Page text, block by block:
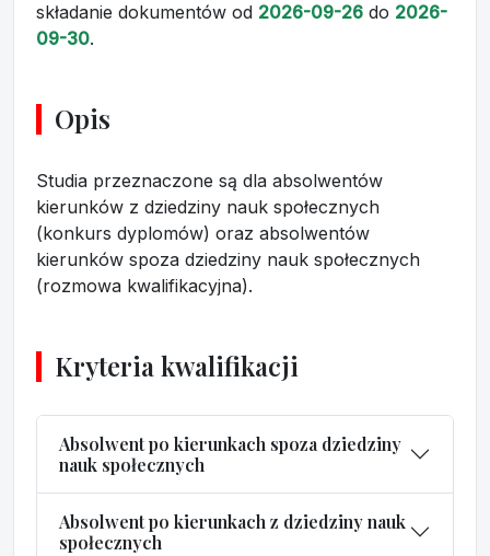
składanie dokumentów od 2026-09-26 do 2026-
09-30.
Opis
Studia przeznaczone są dla absolwentów
kierunków z dziedziny nauk społecznych
(konkurs dyplomów) oraz absolwentów
kierunków spoza dziedziny nauk społecznych
(rozmowa kwalifikacyjna).
Kryteria kwalifikacji
Absolwent po kierunkach spoza dziedziny
nauk społecznych
Absolwent po kierunkach z dziedziny nauk
społecznych